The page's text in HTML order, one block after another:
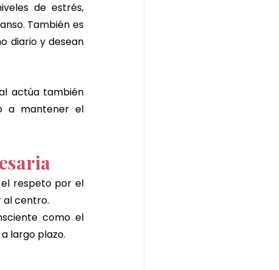
de estrés,
También es
diario y desean
actúa también
a mantener el
respeto por el
al centro.
como el
largo plazo.